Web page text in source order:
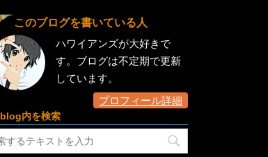
このブログを書いている人
ハワイアンズが大好きで
す。ブログは不定期で更新
しています。
プロフィール詳細
blog内を検索